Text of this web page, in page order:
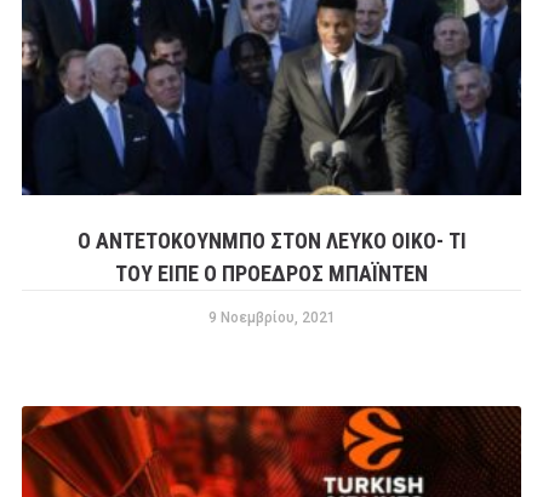
Ο ΑΝΤΕΤΟΚΟΥΝΜΠΟ ΣΤΟΝ ΛΕΥΚΟ ΟΙΚΟ- ΤΙ
ΤΟΥ ΕΙΠΕ Ο ΠΡΟΕΔΡΟΣ ΜΠΑΪΝΤΕΝ
9 Νοεμβρίου, 2021